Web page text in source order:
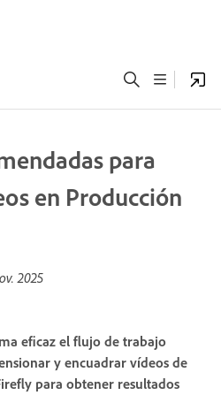
para
en Producción
2025
eficaz el flujo de trabajo
y encuadrar vídeos de
para obtener resultados